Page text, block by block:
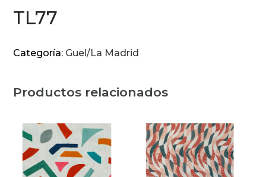
TL77
Categoría: Guel/La Madrid
Productos relacionados